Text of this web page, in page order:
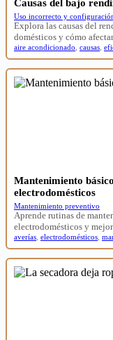
Causas del bajo
Uso incorrecto y
Explora las causas del
domésticos y cómo
aire acondicionado causas
Mantenimiento
electrodomésticos
Mantenimiento preventivo
Aprende rutinas de
electrodomésticos y
averías electrodomésticos